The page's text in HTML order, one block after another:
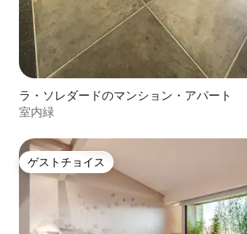
ラ・ソレダードのマンション・アパート
室内緑
ゲストチョイス
ゲストチョイス